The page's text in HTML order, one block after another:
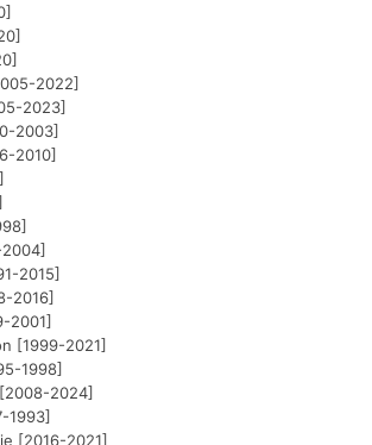
2022]
2023]
2003]
2010]
2015]
2016]
2001]
[1999-2021]
1998]
2024]
1993]
[2016-2021]